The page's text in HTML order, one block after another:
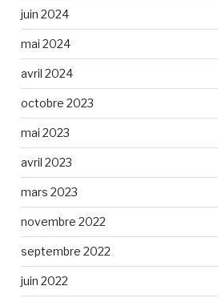
juin 2024
mai 2024
avril 2024
octobre 2023
mai 2023
avril 2023
mars 2023
novembre 2022
septembre 2022
juin 2022